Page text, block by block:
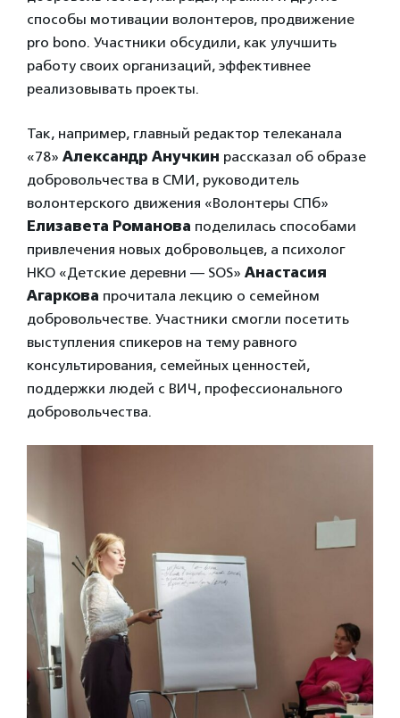
способы мотивации волонтеров, продвижение
pro bono. Участники обсудили, как улучшить
работу своих организаций, эффективнее
реализовывать проекты.
Так, например, главный редактор телеканала
«78» Александр Анучкин рассказал об образе
добровольчества в СМИ, руководитель
волонтерского движения «Волонтеры СПб»
Елизавета Романова поделилась способами
привлечения новых добровольцев, а психолог
НКО «Детские деревни — SOS» Анастасия
Агаркова прочитала лекцию о семейном
добровольчестве. Участники смогли посетить
выступления спикеров на тему равного
консультирования, семейных ценностей,
поддержки людей с ВИЧ, профессионального
добровольчества.